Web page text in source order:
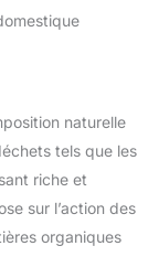
naturelle
tels que les
riche et
sur l’action des
organiques